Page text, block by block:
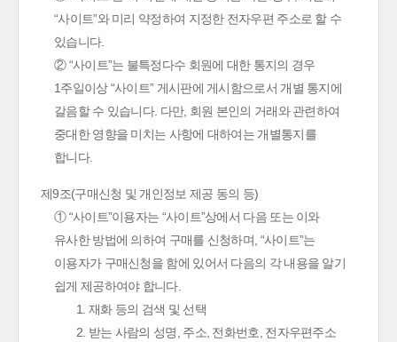
“사이트”와 미리 약정하여 지정한 전자우편 주소로 할 수
있습니다.
② “사이트”는 불특정다수 회원에 대한 통지의 경우
1주일이상 “사이트” 게시판에 게시함으로서 개별 통지에
갈음할 수 있습니다. 다만, 회원 본인의 거래와 관련하여
중대한 영향을 미치는 사항에 대하여는 개별통지를
합니다.
제9조(구매신청 및 개인정보 제공 동의 등)
① “사이트”이용자는 “사이트”상에서 다음 또는 이와
유사한 방법에 의하여 구매를 신청하며, “사이트”는
이용자가 구매신청을 함에 있어서 다음의 각 내용을 알기
쉽게 제공하여야 합니다.
1. 재화 등의 검색 및 선택
2. 받는 사람의 성명, 주소, 전화번호, 전자우편주소